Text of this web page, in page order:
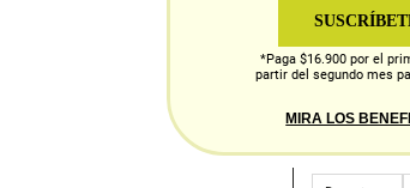
*Paga $16.900 por el
partir del segundo mes
MIRA LOS